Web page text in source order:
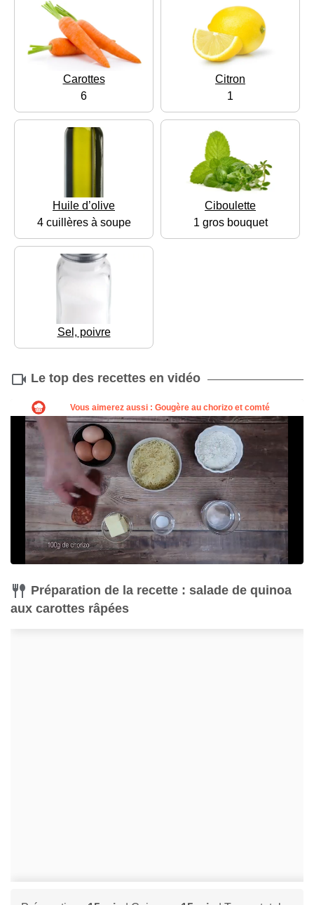
Carottes
6
Citron
1
Huile d’olive
4 cuillères à soupe
Ciboulette
1 gros bouquet
Sel, poivre
Le top des recettes en vidéo
Préparation de la recette : salade de quinoa
aux carottes râpées